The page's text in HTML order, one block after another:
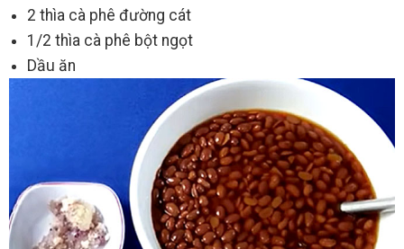
2 thìa cà phê đường cát
1/2 thìa cà phê bột ngọt
Dầu ăn